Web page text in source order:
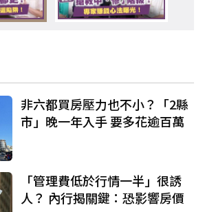
非六都買房壓力也不小？「2縣
市」晚一年入手 要多花逾百萬
「管理費低於行情一半」很誘
人？ 內行揭關鍵：恐影響房價